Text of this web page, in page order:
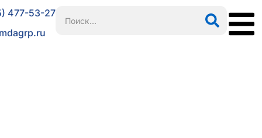
477-53-27